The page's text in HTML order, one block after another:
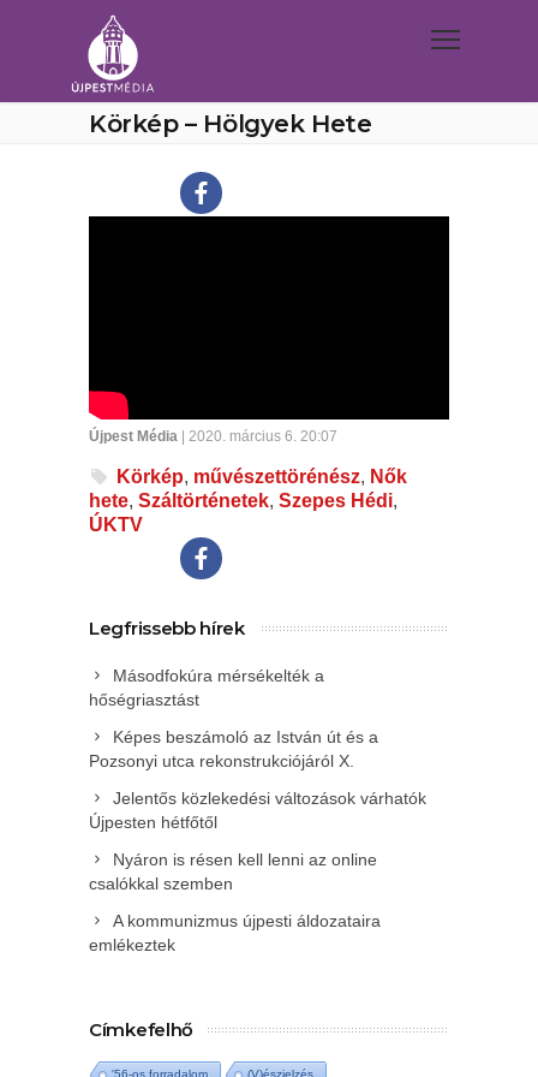
Körkép – Hölgyek Hete
Újpest Média | 2020. március 6. 20:07
Körkép, művészettörénész, Nők
hete, Száltörténetek, Szepes Hédi,
ÚKTV
Legfrissebb hírek
Másodfokúra mérsékelték a
hőségriasztást
Képes beszámoló az István út és a
Pozsonyi utca rekonstrukciójáról X.
Jelentős közlekedési változások várhatók
Újpesten hétfőtől
Nyáron is résen kell lenni az online
csalókkal szemben
A kommunizmus újpesti áldozataira
emlékeztek
Címkefelhő
'56-os forradalom (V)észjelzés